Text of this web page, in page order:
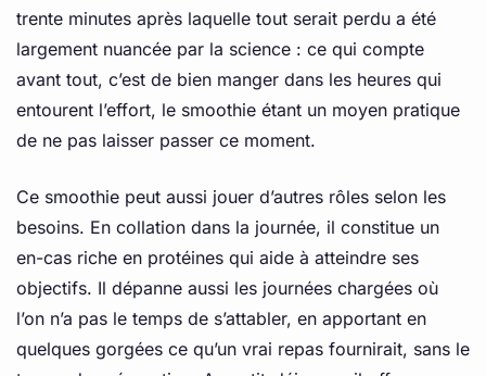
trente minutes après laquelle tout serait perdu a été
largement nuancée par la science : ce qui compte
avant tout, c’est de bien manger dans les heures qui
entourent l’effort, le smoothie étant un moyen pratique
de ne pas laisser passer ce moment.
Ce smoothie peut aussi jouer d’autres rôles selon les
besoins. En collation dans la journée, il constitue un
en-cas riche en protéines qui aide à atteindre ses
objectifs. Il dépanne aussi les journées chargées où
l’on n’a pas le temps de s’attabler, en apportant en
quelques gorgées ce qu’un vrai repas fournirait, sans le